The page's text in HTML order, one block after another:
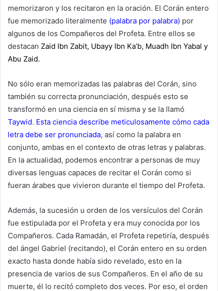
memorizaron y los recitaron en la oración. El Corán entero
fue memorizado literalmente (palabra por palabra) por
algunos de los Compañeros del Profeta. Entre ellos se
destacan Zaid Ibn Zabit, Ubayy Ibn Ka’b, Muadh Ibn Yabal y
Abu Zaid.
No sólo eran memorizadas las palabras del Corán, sino
también su correcta pronunciación, después esto se
transformó en una ciencia en sí misma y se la llamó
Taywid. Esta ciencia describe meticulosamente cómo cada
letra debe ser pronunciada, así como la palabra en
conjunto, ambas en el contexto de otras letras y palabras.
En la actualidad, podemos encontrar a personas de muy
diversas lenguas capaces de recitar el Corán como si
fueran árabes que vivieron durante el tiempo del Profeta.
Además, la sucesión u orden de los versículos del Corán
fue estipulada por el Profeta y era muy conocida por los
Compañeros. Cada Ramadán, el Profeta repetiría, después
del ángel Gabriel (recitando), el Corán entero en su orden
exacto hasta donde había sido revelado, esto en la
presencia de varios de sus Compañeros. En el año de su
muerte, él lo recitó completo dos veces. Por eso, el orden